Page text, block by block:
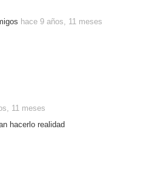
hace 9 años, 11 meses
11 meses
hacerlo realidad